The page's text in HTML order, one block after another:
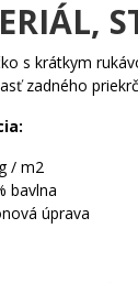
s krátkym
zadného
/ m2
bavlna
úprava